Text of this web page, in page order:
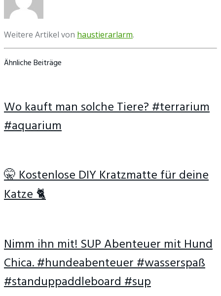
Weitere Artikel von haustierarlarm.
Ähnliche Beiträge
Wo kauft man solche Tiere? #terrarium
#aquarium
🤫 Kostenlose DIY Kratzmatte für deine
Katze 🐈
Nimm ihn mit! SUP Abenteuer mit Hund
Chica. #hundeabenteuer #wasserspaß
#standuppaddleboard #sup